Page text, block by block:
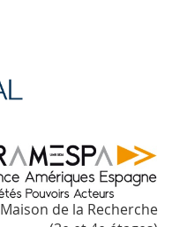
Maison de la Recherche